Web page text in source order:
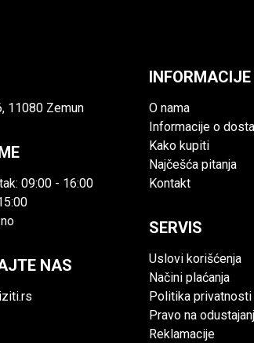
11080 Zemun
09:00 - 16:00
NAS
INFORMACIJE
O nama
Informacije o
Kako kupiti
Najčešća pitanja
Kontakt
SERVIS
Uslovi korišćenja
Načini plaćanja
Politika privatnosti
Pravo na
Reklamacije